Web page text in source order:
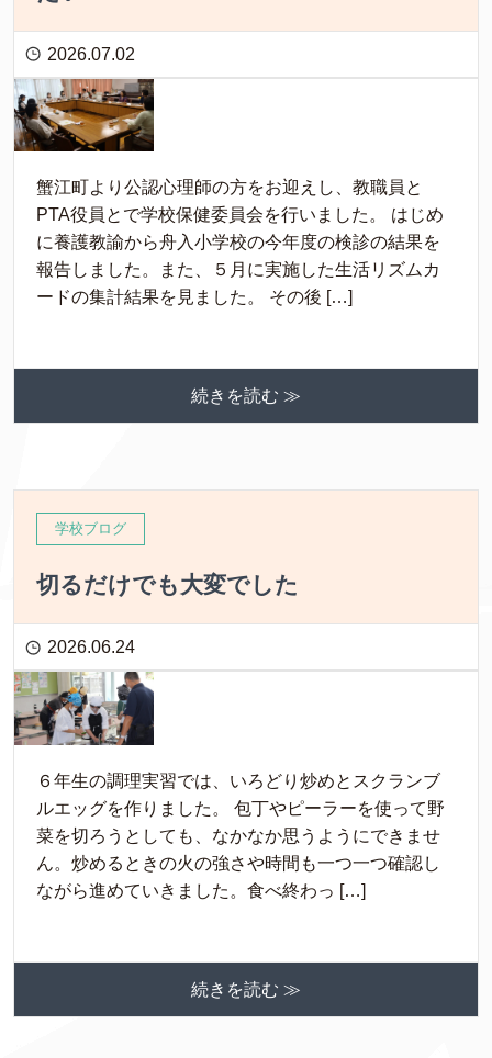
2026.07.02
蟹江町より公認心理師の方をお迎えし、教職員と
PTA役員とで学校保健委員会を行いました。 はじめ
に養護教諭から舟入小学校の今年度の検診の結果を
報告しました。また、５月に実施した生活リズムカ
ードの集計結果を見ました。 その後 […]
続きを読む ≫
学校ブログ
切るだけでも大変でした
2026.06.24
６年生の調理実習では、いろどり炒めとスクランブ
ルエッグを作りました。 包丁やピーラーを使って野
菜を切ろうとしても、なかなか思うようにできませ
ん。炒めるときの火の強さや時間も一つ一つ確認し
ながら進めていきました。食べ終わっ […]
続きを読む ≫